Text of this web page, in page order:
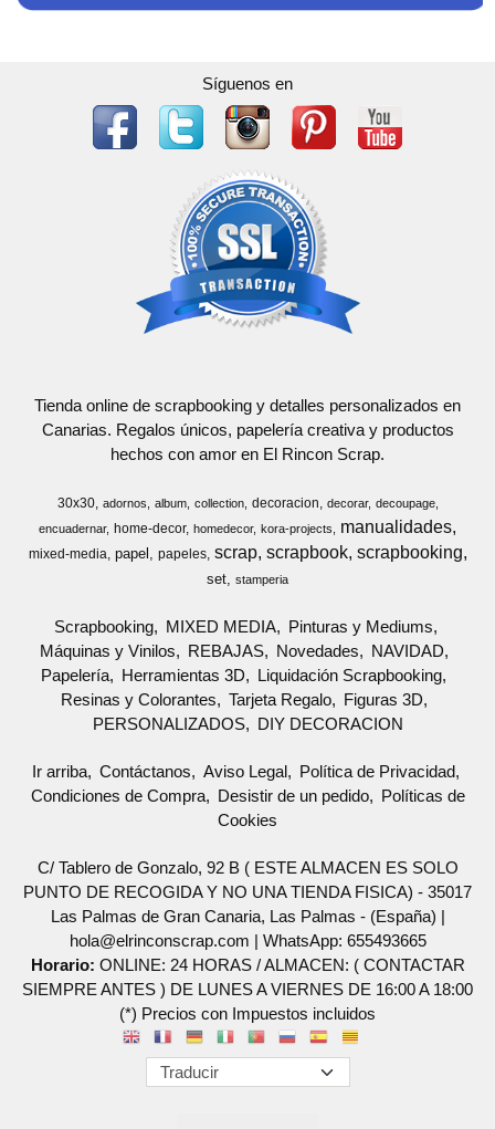
Síguenos en
Tienda online de scrapbooking y detalles personalizados en
Canarias. Regalos únicos, papelería creativa y productos
hechos con amor en El Rincon Scrap.
30x30 adornos album collection decoracion decorar
decoupage
encuadernar
home-decor homedecor kora-projects manualidades
mixed-media papel papeles scrap scrapbook scrapbooking
set stamperia
Scrapbooking MIXED MEDIA
Pinturas y Mediums
Máquinas y Vinilos
REBAJAS Novedades
NAVIDAD
Papelería
Herramientas 3D
Liquidación Scrapbooking
Resinas y Colorantes
Tarjeta Regalo
Figuras 3D
PERSONALIZADOS
DIY DECORACION
Ir arriba Contáctanos Aviso Legal
Política de Privacidad
Condiciones de Compra
Desistir de un pedido
Políticas de
Cookies
C/ Tablero de Gonzalo, 92 B ( ESTE ALMACEN ES SOLO
PUNTO DE RECOGIDA Y NO UNA TIENDA FISICA) - 35017
Las Palmas de Gran Canaria, Las Palmas - (España) |
hola@elrinconscrap.com | WhatsApp: 655493665
Horario: ONLINE: 24 HORAS / ALMACEN: ( CONTACTAR
SIEMPRE ANTES ) DE LUNES A VIERNES DE 16:00 A 18:00
(*) Precios con Impuestos incluidos